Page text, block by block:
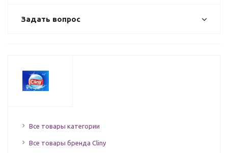
Задать вопрос
Все товары категории
Все товары бренда Cliny